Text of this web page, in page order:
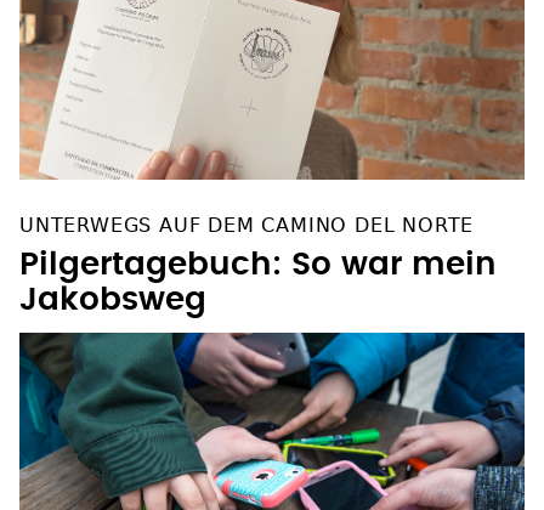
UNTERWEGS AUF DEM CAMINO DEL NORTE
Pilgertagebuch: So war mein
Jakobsweg